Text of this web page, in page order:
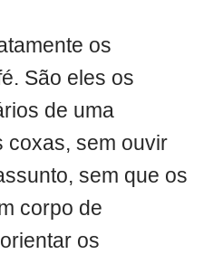
os
São eles os
de uma
coxas, sem ouvir
sem que os
corpo de
os